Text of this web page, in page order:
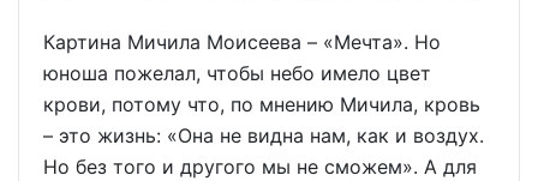
Картина Мичила Моисеева – «Мечта». Но
юноша пожелал, чтобы небо имело цвет
крови, потому что, по мнению Мичила, кровь
– это жизнь: «Она не видна нам, как и воздух.
Но без того и другого мы не сможем». А для